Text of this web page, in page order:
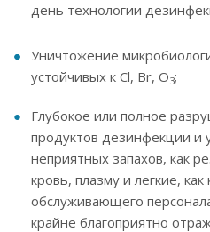
день технологии
Уничтожение
устойчивых к Cl, Br, O3;
Глубокое или полное
продуктов дезинфекции и
неприятных запахов, как
кровь, плазму и легкие,
обслуживающего
крайне благоприятно